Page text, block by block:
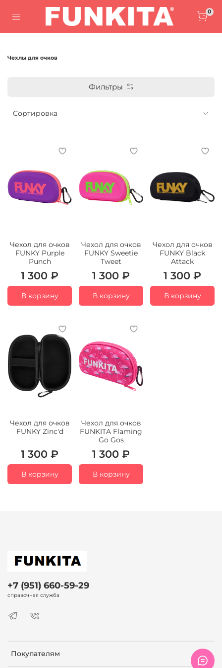
0
Чехлы для очков
Фильтры
Чехол для очков
FUNKY Purple
Punch
1 300 ₽
В корзину
Чехол для очков
FUNKY Sweetie
Tweet
1 300 ₽
В корзину
Чехол для очков
FUNKY Black
Attack
1 300 ₽
В корзину
Чехол для очков
FUNKY Zinc'd
1 300 ₽
В корзину
Чехол для очков
FUNKITA Flaming
Go Gos
1 300 ₽
В корзину
Покупателям
+7 (951) 660-59-29
справочная служба